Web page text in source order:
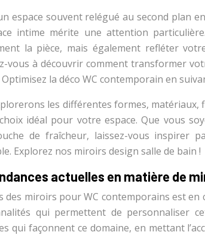
espace souvent relégué au second plan
intime mérite une attention
la pièce, mais également refléter
vous à découvrir comment transformer
la déco WC contemporain en
les différentes formes,
idéal pour votre espace. Que vous
de fraîcheur, laissez-vous inspirer
Explorez nos miroirs design salle de bain !
actuelles en matière de
des miroirs pour WC contemporains est
qui permettent de personnaliser
qui façonnent ce domaine, en mettant